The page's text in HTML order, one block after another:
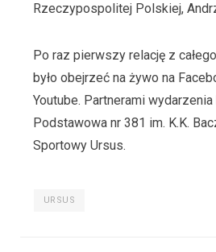
Rzeczypospolitej Polskiej,
Po raz pierwszy relację z
było obejrzeć na żywo na
Youtube. Partnerami wydarzenia
Podstawowa nr 381 im. K.K.
Sportowy Ursus.
URSUS